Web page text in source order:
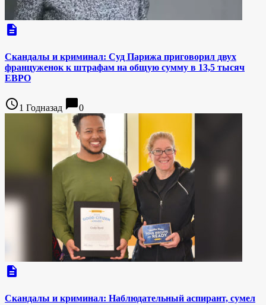
description
Скандалы и криминал: Суд Парижа приговорил двух
француженок к штрафам на общую сумму в 13,5 тысяч
ЕВРО
access_time1 Годназад chat_bubble0
description
Скандалы и криминал: Наблюдательный аспирант, сумел